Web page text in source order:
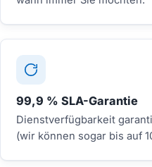
99,9 % SLA-Garantie
Dienstverfügbarkeit
(wir können sogar bis auf